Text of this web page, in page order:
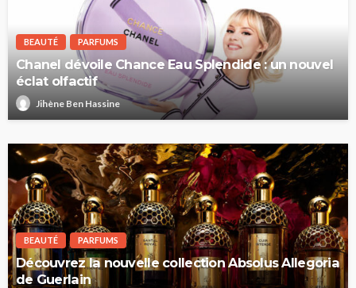
BEAUTÉ PARFUMS
Chanel dévoile Chance Eau Splendide : un nouvel
éclat olfactif
Jihène Ben Hassine
BEAUTÉ PARFUMS
Découvrez la nouvelle collection Absolus Allegoria
de Guerlain